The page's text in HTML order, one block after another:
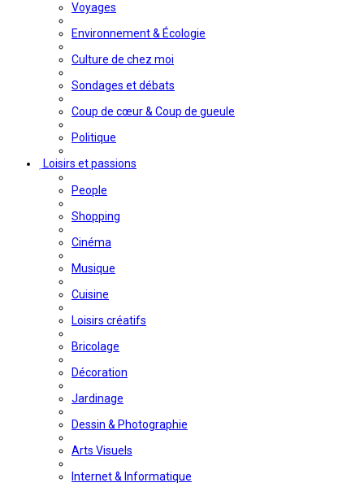
Voyages
Environnement & Écologie
Culture de chez moi
Sondages et débats
Coup de cœur & Coup de gueule
Politique
Loisirs et passions
People
Shopping
Cinéma
Musique
Cuisine
Loisirs créatifs
Bricolage
Décoration
Jardinage
Dessin & Photographie
Arts Visuels
Internet & Informatique